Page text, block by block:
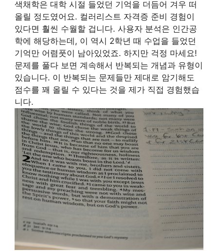
색채학은 대학 시절 들었던 기억을 더듬어 겨우 떠
올릴 정도였어요. 컬러리스트 자격증 준비 경험이
있다면 훨씬 수월할 겁니다. 사용자 분석은 인간공
학에 해당하는데, 이 역시 2학년 때 수업을 들었던
기억만 어렴풋이 남아있었죠. 하지만 걱정 마세요!
문제를 풀다 보면 계속해서 반복되는 개념과 유형이
있습니다. 이 반복되는 문제들만 제대로 암기해도
점수를 꽤 올릴 수 있다는 것을 제가 직접 경험했습
니다.